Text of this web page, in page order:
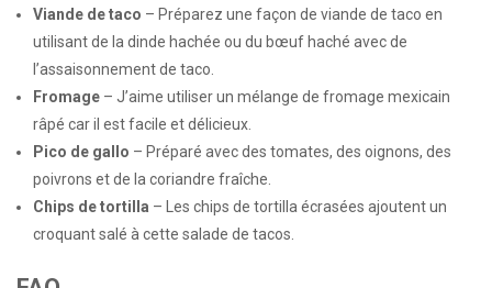
Viande de taco – Préparez une façon de viande de taco en
utilisant de la dinde hachée ou du bœuf haché avec de
l’assaisonnement de taco.
Fromage – J’aime utiliser un mélange de fromage mexicain
râpé car il est facile et délicieux.
Pico de gallo – Préparé avec des tomates, des oignons, des
poivrons et de la coriandre fraîche.
Chips de tortilla – Les chips de tortilla écrasées ajoutent un
croquant salé à cette salade de tacos.